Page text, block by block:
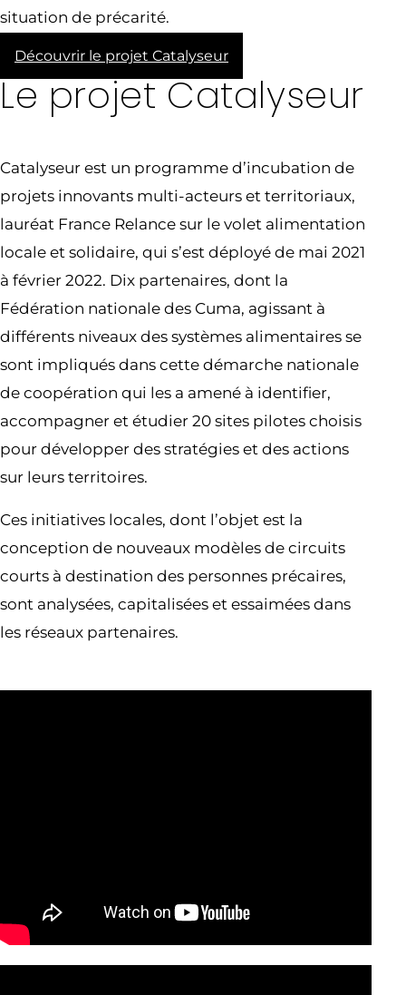
Le projet Catalyseur
Catalyseur est un programme d’incubation de
projets innovants multi-acteurs et territoriaux,
lauréat France Relance sur le volet alimentation
locale et solidaire, qui s’est déployé de mai 2021
à février 2022. Dix partenaires, dont la
Fédération nationale des Cuma, agissant à
différents niveaux des systèmes alimentaires se
sont impliqués dans cette démarche nationale
de coopération qui les a amené à identifier,
accompagner et étudier 20 sites pilotes choisis
pour développer des stratégies et des actions
sur leurs territoires.
Ces initiatives locales, dont l’objet est la
conception de nouveaux modèles de circuits
courts à destination des personnes précaires,
sont analysées, capitalisées et essaimées dans
les réseaux partenaires.
situation de précarité.
Découvrir le projet Catalyseur